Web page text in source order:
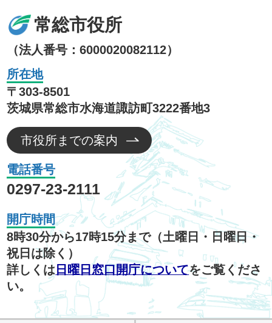
常総市役所
（法人番号：6000020082112）
所在地
〒303-8501
茨城県常総市水海道諏訪町3222番地3
市役所までの案内
電話番号
0297-23-2111
開庁時間
8時30分から17時15分まで（土曜日・日曜日・
祝日は除く）
詳しくは 日曜日窓口開庁についてをご覧くださ
い。